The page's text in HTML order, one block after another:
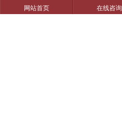
网站首页 在线咨询